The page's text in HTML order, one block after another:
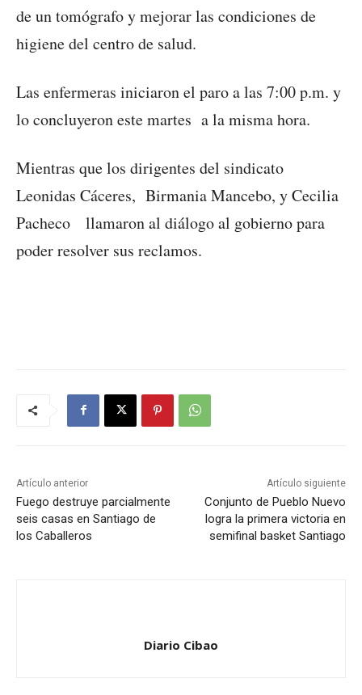
de un tomógrafo y mejorar las condiciones de
higiene del centro de salud.
Las enfermeras iniciaron el paro a las 7:00 p.m. y
lo concluyeron este martes a la misma hora.
Mientras que los dirigentes del sindicato
Leonidas Cáceres, Birmania Mancebo, y Cecilia
Pacheco llamaron al diálogo al gobierno para
poder resolver sus reclamos.
Artículo anterior
Fuego destruye parcialmente
seis casas en Santiago de
los Caballeros
Artículo siguiente
Conjunto de Pueblo Nuevo
logra la primera victoria en
semifinal basket Santiago
Diario Cibao